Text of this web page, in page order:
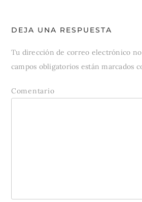
DEJA UNA RESPUESTA
Tu dirección de correo electrónico no
campos obligatorios están marcados
Comentario